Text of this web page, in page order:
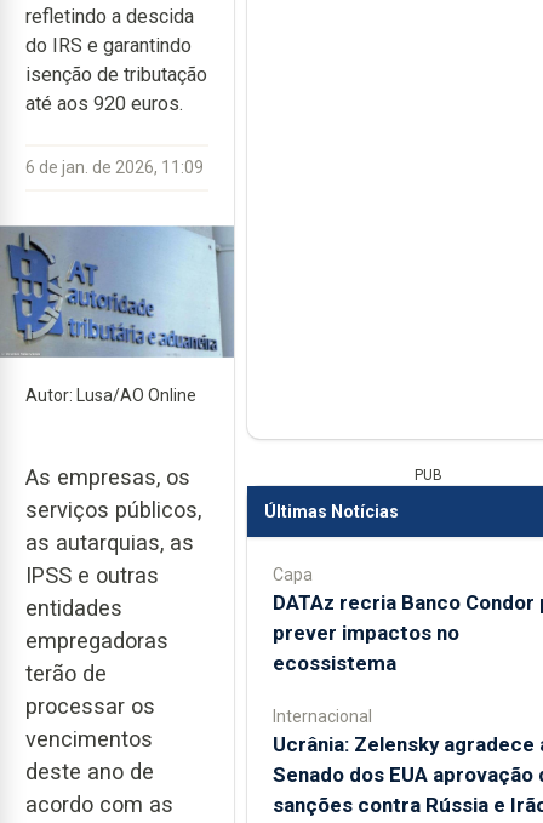
refletindo a descida
do IRS e garantindo
isenção de tributação
até aos 920 euros.
6 de jan. de 2026, 11:09
Autor: Lusa/AO Online
As empresas, os
serviços públicos,
as autarquias, as
IPSS e outras
entidades
empregadoras
terão de
processar os
vencimentos
deste ano de
acordo com as
PUB
Últimas Notícias
Capa
DATAz recria Banco Condor
prever impactos no
ecossistema
Internacional
Ucrânia: Zelensky agradece
Senado dos EUA aprovação
sanções contra Rússia e